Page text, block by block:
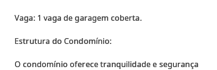
Vaga: 1 vaga de garagem coberta.
Estrutura do Condomínio:
O condomínio oferece tranquilidade e segurança